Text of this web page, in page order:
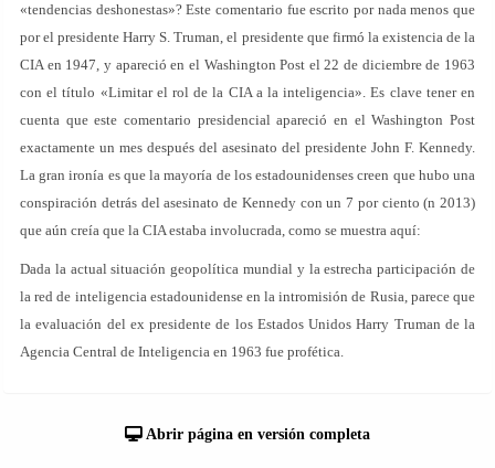
«tendencias deshonestas»? Este comentario fue escrito por nada menos que
por el presidente Harry S. Truman, el presidente que firmó la existencia de la
CIA en 1947, y apareció en el Washington Post el 22 de diciembre de 1963
con el título «Limitar el rol de la CIA a la inteligencia». Es clave tener en
cuenta que este comentario presidencial apareció en el Washington Post
exactamente un mes después del asesinato del presidente John F. Kennedy.
La gran ironía es que la mayoría de los estadounidenses creen que hubo una
conspiración detrás del asesinato de Kennedy con un 7 por ciento (n 2013)
que aún creía que la CIA estaba involucrada, como se muestra aquí:
Dada la actual situación geopolítica mundial y la estrecha participación de
la red de inteligencia estadounidense en la intromisión de Rusia, parece que
la evaluación del ex presidente de los Estados Unidos Harry Truman de la
Agencia Central de Inteligencia en 1963 fue profética.
Abrir página en versión completa